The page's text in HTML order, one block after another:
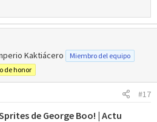
Kaktiácero
Miembro del equipo
de honor
#17
de George Boo! | Actu